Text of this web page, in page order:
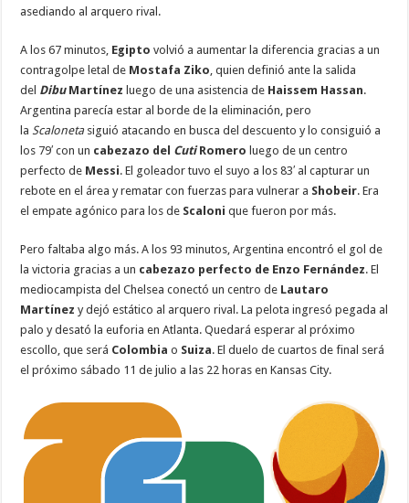
asediando al arquero rival.
A los 67 minutos, Egiptovolvió a aumentar la diferencia gracias a un
contragolpe letal de Mostafa Ziko, quien definió ante la salida
del Dibu Martínez luego de una asistencia de Haissem Hassan.
Argentina parecía estar al borde de la eliminación, pero
laScaloneta siguió atacando en busca del descuento y lo consiguió a
los 79′ con un cabezazo del CutiRomero luego de un centro
perfecto de Messi. El goleador tuvo el suyo a los 83′ al capturar un
rebote en el área y rematar con fuerzas para vulnerar a Shobeir. Era
el empate agónico para los de Scalonique fueron por más.
Pero faltaba algo más. A los 93 minutos, Argentina encontró el gol de
la victoria gracias a un cabezazo perfecto de Enzo Fernández. El
mediocampista del Chelsea conectó un centro de Lautaro
Martínezy dejó estático al arquero rival. La pelota ingresó pegada al
palo y desató la euforia en Atlanta. Quedará esperar al próximo
escollo, que será Colombiao Suiza. El duelo de cuartos de final será
el próximo sábado 11 de julio a las 22 horas en Kansas City.